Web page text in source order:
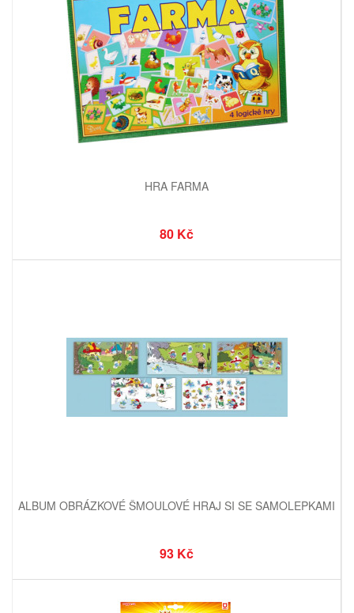
HRA FARMA
80 Kč
ALBUM OBRÁZKOVÉ ŠMOULOVÉ HRAJ SI SE SAMOLEPKAMI
93 Kč